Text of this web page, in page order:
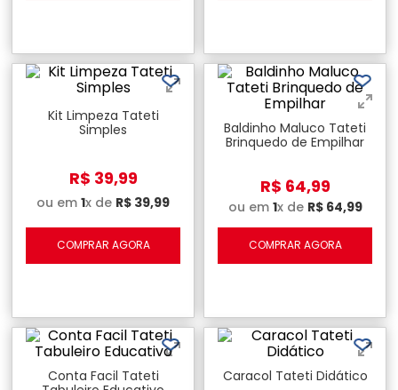
Kit Limpeza Tateti
Simples
R$ 39,99
ou em 1x de R$ 39,99
COMPRAR AGORA
Baldinho Maluco Tateti
Brinquedo de Empilhar
R$ 64,99
ou em 1x de R$ 64,99
COMPRAR AGORA
Conta Facil Tateti
Caracol Tateti Didático